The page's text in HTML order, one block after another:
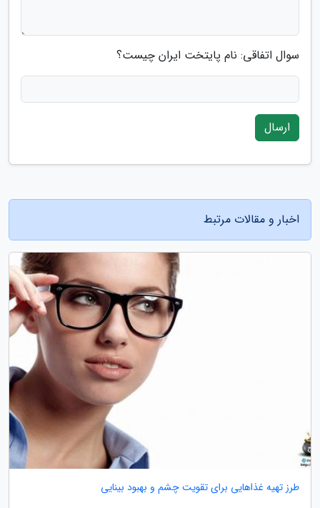
سوال اتفاقی: نام پایتخت ایران چیست؟
ارسال
اخبار و مقالات مرتبط
طرز تهیه غذاهایی برای تقویت چشم و بهبود بینایی